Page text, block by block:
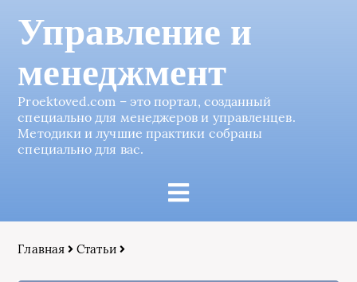
Управление и
менеджмент
Proektoved.com – это портал, созданный
специально для менеджеров и управленцев.
Методики и лучшие практики собраны
специально для вас.
Главная Статьи